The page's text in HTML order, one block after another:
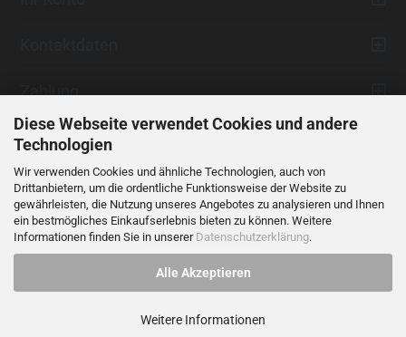
Diese Webseite verwendet Cookies und andere
Technologien
Wir verwenden Cookies und ähnliche Technologien, auch von
Drittanbietern, um die ordentliche Funktionsweise der Website zu
gewährleisten, die Nutzung unseres Angebotes zu analysieren und Ihnen
ein bestmögliches Einkaufserlebnis bieten zu können. Weitere
Informationen finden Sie in unserer Datenschutzerklärung.
Alle Akzeptieren
Weitere Informationen
Zahlung
Vertrag widerrufen